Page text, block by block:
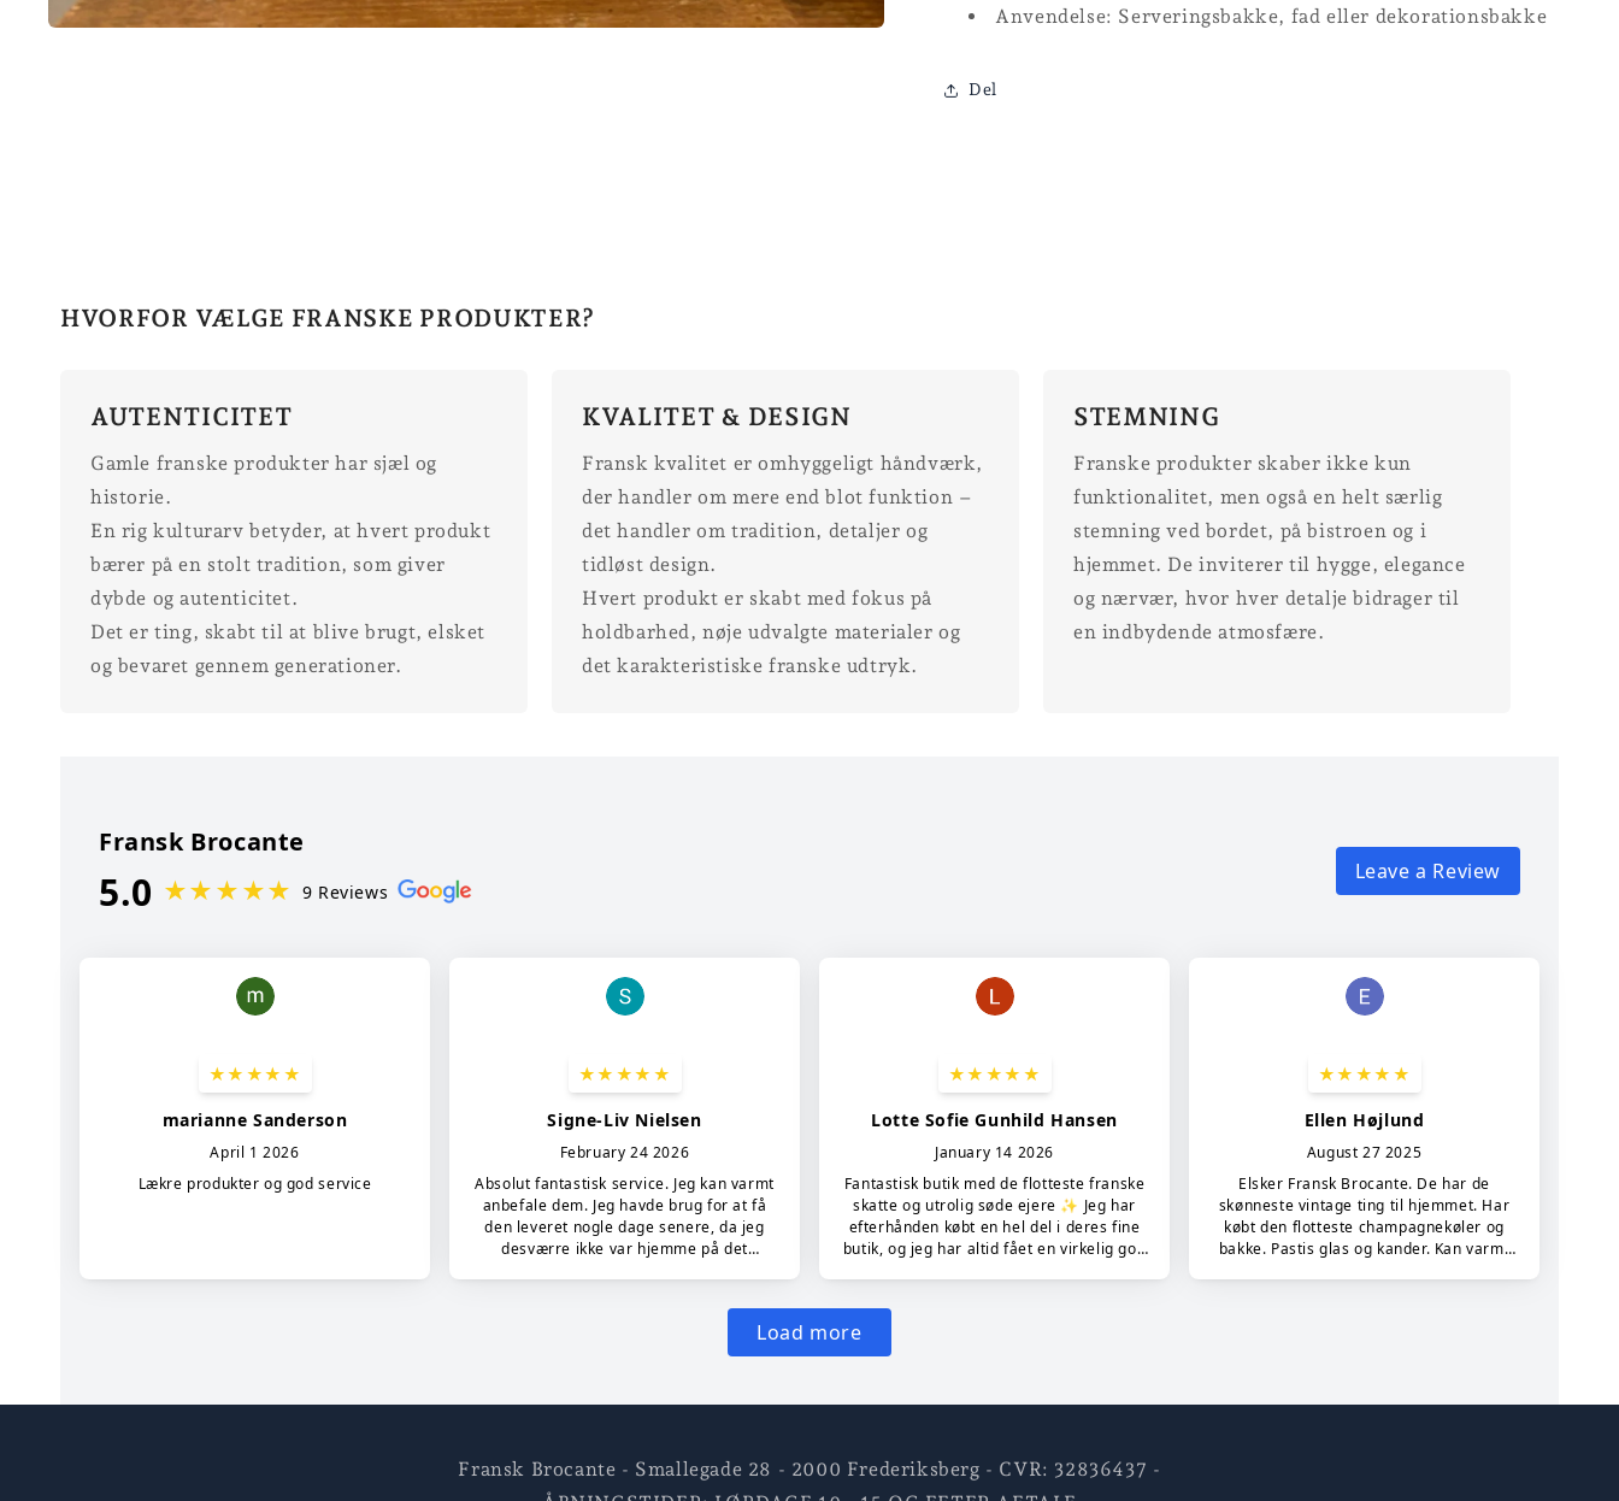
Anvendelse: Serveringsbakke, fad eller dekorationsbakke
Del
HVORFOR VÆLGE FRANSKE PRODUKTER?
AUTENTICITET
Gamle franske produkter har sjæl og
historie.
En rig kulturarv betyder, at hvert produkt
bærer på en stolt tradition, som giver
dybde og autenticitet.
Det er ting, skabt til at blive brugt, elsket
og bevaret gennem generationer.
KVALITET & DESIGN
Fransk kvalitet er omhyggeligt håndværk,
der handler om mere end blot funktion –
det handler om tradition, detaljer og
tidløst design.
Hvert produkt er skabt med fokus på
holdbarhed, nøje udvalgte materialer og
det karakteristiske franske udtryk.
STEMNING
Franske produkter skaber ikke kun
funktionalitet, men også en helt særlig
stemning ved bordet, på bistroen og i
hjemmet. De inviterer til hygge, elegance
og nærvær, hvor hver detalje bidrager til
en indbydende atmosfære.
Fransk Brocante - Smallegade 28 - 2000 Frederiksberg - CVR: 32836437 -